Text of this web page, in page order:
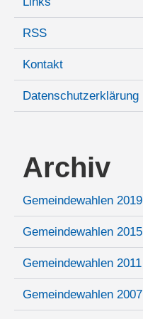
RSS
Kontakt
Datenschutzerklärung
Archiv
Gemeindewahlen 2019
Gemeindewahlen 2015
Gemeindewahlen 2011
Gemeindewahlen 2007